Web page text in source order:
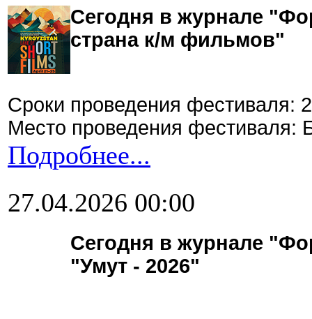
Сегодня в журнале
страна к/м фильмов"
Сроки проведения фестиваля:
Место проведения фестиваля:
Подробнее...
27.04.2026 00:00
Сегодня в журнале
"Умут - 2026"